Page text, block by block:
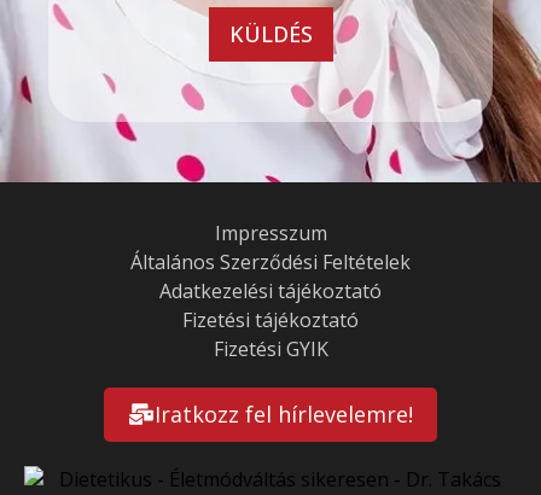
KÜLDÉS
Impresszum
Általános Szerződési Feltételek
Adatkezelési tájékoztató
Fizetési tájékoztató
Fizetési GYIK
Iratkozz fel hírlevelemre!